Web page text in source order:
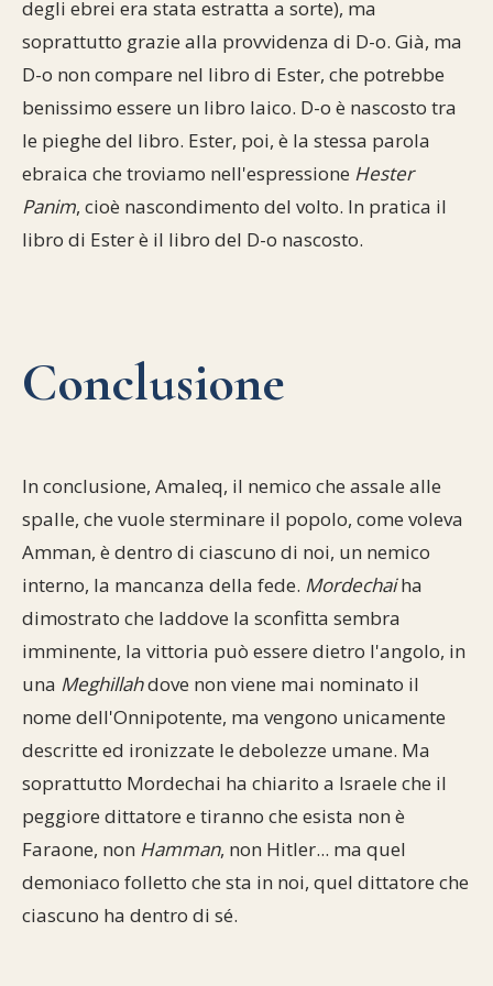
degli ebrei era stata estratta a sorte), ma
soprattutto grazie alla provvidenza di D-o. Già, ma
D-o non compare nel libro di Ester, che potrebbe
benissimo essere un libro laico. D-o è nascosto tra
le pieghe del libro. Ester, poi, è la stessa parola
ebraica che troviamo nell'espressione Hester
Panim, cioè nascondimento del volto. In pratica il
libro di Ester è il libro del D-o nascosto.
Conclusione
In conclusione, Amaleq, il nemico che assale alle
spalle, che vuole sterminare il popolo, come voleva
Amman, è dentro di ciascuno di noi, un nemico
interno, la mancanza della fede. Mordechaiha
dimostrato che laddove la sconfitta sembra
imminente, la vittoria può essere dietro l'angolo, in
una Meghillahdove non viene mai nominato il
nome dell'Onnipotente, ma vengono unicamente
descritte ed ironizzate le debolezze umane. Ma
soprattutto Mordechai ha chiarito a Israele che il
peggiore dittatore e tiranno che esista non è
Faraone, non Hamman, non Hitler... ma quel
demoniaco folletto che sta in noi, quel dittatore che
ciascuno ha dentro di sé.